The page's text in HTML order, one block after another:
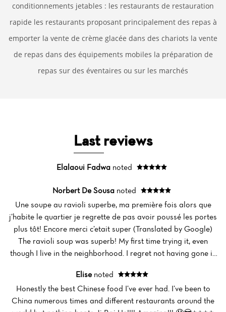
conditionnements jetables : les restaurants de restauration
rapide les restaurants proposant principalement des repas à
emporter la vente de crème glacée dans des chariots la vente
de repas dans des équipements mobiles la préparation de
repas sur des éventaires ou sur les marchés
Last reviews
Elalaoui Fadwa noted
Norbert De Sousa noted
Une soupe au ravioli superbe, ma première fois alors que
j’habite le quartier je regrette de pas avoir poussé les portes
plus tôt! Encore merci c’etait super (Translated by Google)
The ravioli soup was superb! My first time trying it, even
though I live in the neighborhood. I regret not having gone in
Elisenoted
Honestly the best Chinese food I’ve ever had. I’ve been to
China numerous times and different restaurants around the
News